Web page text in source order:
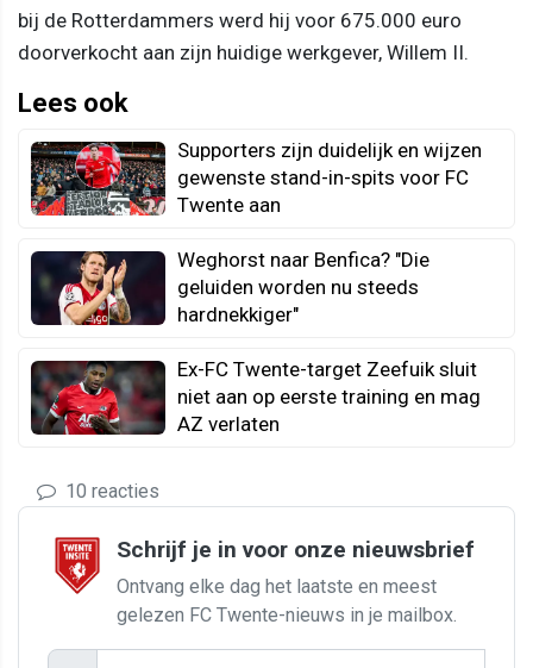
bij de Rotterdammers werd hij voor 675.000 euro
doorverkocht aan zijn huidige werkgever, Willem II.
Lees ook
Supporters zijn duidelijk en wijzen
gewenste stand-in-spits voor FC
Twente aan
Weghorst naar Benfica? "Die
geluiden worden nu steeds
hardnekkiger"
Ex-FC Twente-target Zeefuik sluit
niet aan op eerste training en mag
AZ verlaten
10 reacties
Schrijf je in voor onze nieuwsbrief
Ontvang elke dag het laatste en meest
gelezen FC Twente-nieuws in je mailbox.